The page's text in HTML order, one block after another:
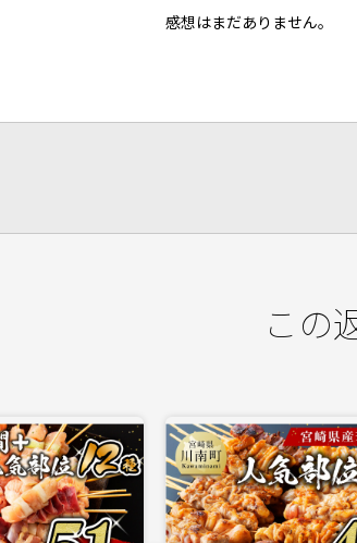
感想はまだありません。
この